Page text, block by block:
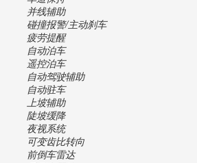
并线辅助
碰撞报警/主动刹车
疲劳提醒
自动泊车
遥控泊车
自动驾驶辅助
自动驻车
上坡辅助
陡坡缓降
夜视系统
可变齿比转向
前倒车雷达